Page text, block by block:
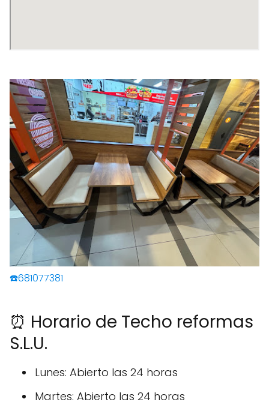
☎️681077381
⏰ Horario de Techo reformas
S.L.U.
Lunes: Abierto las 24 horas
Martes: Abierto las 24 horas